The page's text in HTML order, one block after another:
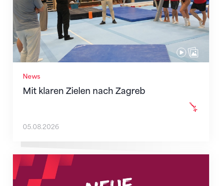
News
Mit klaren Zielen nach Zagreb
05.08.2026
Neue Empfangszeiten ab 1. August 2026